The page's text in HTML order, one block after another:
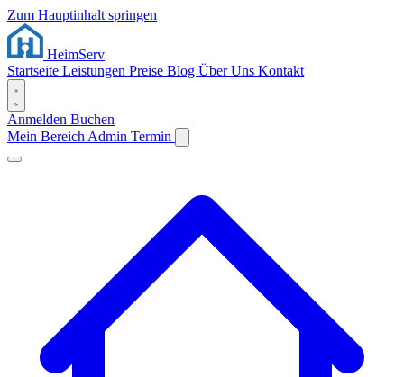
Zum Hauptinhalt springen
HeimServ
Startseite Leistungen Preise Blog Über Uns Kontakt
Anmelden Buchen
Mein Bereich Admin Termin